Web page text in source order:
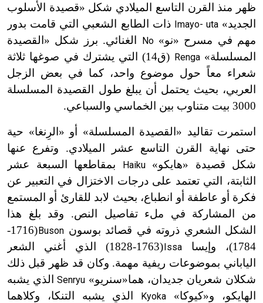
ظهر منذ القرن التاسع الميلادي شكل «قصيدة الأسلوب
الجديد»Imayo- uta ذات الطابع الشعبي التي قامت بدور
مهم في مسرح «نو»No
الغنائي. برز شكل «القصيدة
المسلسلة»Renga
(ق14) التي يشترك في صوغها ثلاثة
شعراء معاً حول موضوع واحد، كما في بعض الزجل
العربي، بحيث يحتمل أن يبلغ طول القصيدة المسلسلة
3000 بيت متناوب بين الخماسي والسباعي.
استمرت تقاليد «القصيدة المسلسلة» أو «الرِنغا» حية
حتى نهاية القرن التاسع عشر الميلادي. وتفرع عنها
شكل قصيدة «هايكو»Haiku
بمقاطعها السبعة عشر
الثابتة، التي تعتمد على درجات الاختزال في التعبير عن
فكرة أو عاطفة أو انطباع، بحيث لابد للقارئ أو المستمع
من المشاركة في ملء تفاصيل النص. وقد بلغ هذا
الشكل الشعري ذروته في قصائد بوسون Buson
(1716-
1784) ، وإيسا Issa
(1763-1828)
الذي أغني الشعر
الياباني بموضوعات ريفية مهمة. وكان قد ظهر قبل ذلك
شكلان شعريان جديدان، هما«سنريو» Senryuالذي يشبه
الهايكو، و«كيوكا» Kyoka
الذي يشبه التنكا، وكلاهما